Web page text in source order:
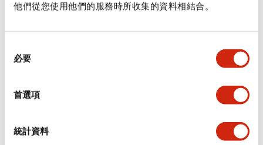
他們從您使用他們的服務時所收集的資料相結合。
必要
首選項
統計資料